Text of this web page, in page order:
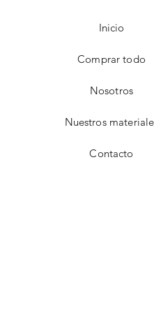
Inicio
Comprar todo
Nosotros
Nuestros
Contacto